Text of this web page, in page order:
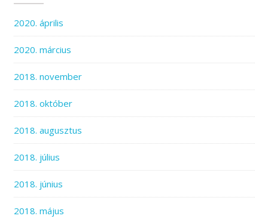
2020. április
2020. március
2018. november
2018. október
2018. augusztus
2018. július
2018. június
2018. május